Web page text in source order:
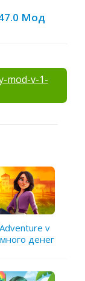
Мод
mod-v-1-
v
денег